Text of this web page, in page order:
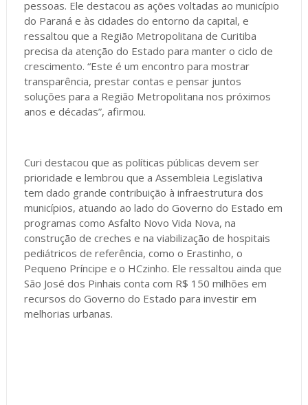
pessoas. Ele destacou as ações voltadas ao município
do Paraná e às cidades do entorno da capital, e
ressaltou que a Região Metropolitana de Curitiba
precisa da atenção do Estado para manter o ciclo de
crescimento. “Este é um encontro para mostrar
transparência, prestar contas e pensar juntos
soluções para a Região Metropolitana nos próximos
anos e décadas”, afirmou.
Curi destacou que as políticas públicas devem ser
prioridade e lembrou que a Assembleia Legislativa
tem dado grande contribuição à infraestrutura dos
municípios, atuando ao lado do Governo do Estado em
programas como Asfalto Novo Vida Nova, na
construção de creches e na viabilização de hospitais
pediátricos de referência, como o Erastinho, o
Pequeno Príncipe e o HCzinho. Ele ressaltou ainda que
São José dos Pinhais conta com R$ 150 milhões em
recursos do Governo do Estado para investir em
melhorias urbanas.